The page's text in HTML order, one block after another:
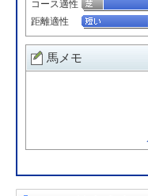
コース適性
距離適性
馬メモ